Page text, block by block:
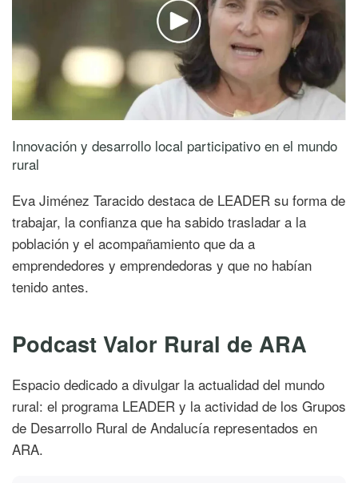
Innovación y desarrollo local participativo en el mundo
rural
Eva Jiménez Taracido destaca de LEADER su forma de
trabajar, la confianza que ha sabido trasladar a la
población y el acompañamiento que da a
emprendedores y emprendedoras y que no habían
tenido antes.
Podcast Valor Rural de ARA
Espacio dedicado a divulgar la actualidad del mundo
rural: el programa LEADER y la actividad de los Grupos
de Desarrollo Rural de Andalucía representados en
ARA.